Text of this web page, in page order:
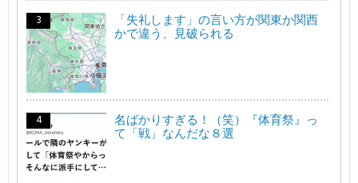
「失礼します」の言い方が関東か関西
かで違う、見破られる
名ばかりすぎる！（笑）『体育祭』っ
て「戦」なんだな８選